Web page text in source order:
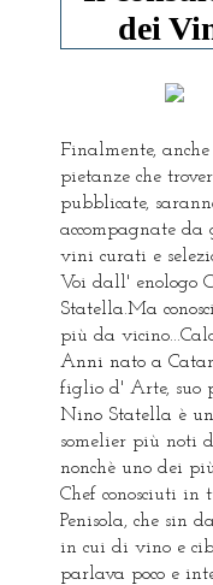
dei
Finalmente,
pietanze che
pubblicate,
accompagnate da
vini curati e
Voi dall' enologo
Statella.Ma
più da
Anni nato a
figlio d' Arte, suo
Nino Statella è
somelier più noti
nonchè uno dei
Chef conosciuti in
Penisola, che sin
in cui di vino e
parlava poco e